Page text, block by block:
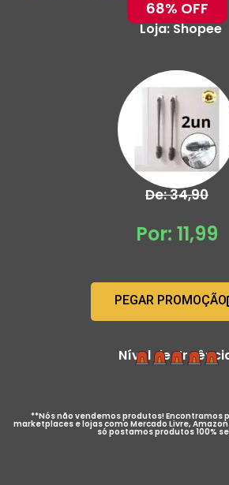
68% OFF
Loja:Shopee
De: 34,90
Por: 11,99
PEGAR PROMOÇÃO
Nível de
**Nós não vendemos produtos! Encontramos
marketplaces e lojas como Mercado Livre,
só postamos produtos 100%